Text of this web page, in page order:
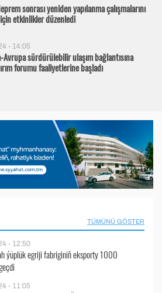
sonrası yeniden yapılanma çalışmalarını
etkinlikler düzenledi
- 14:05
Avrupa sürdürülebilir ulaşım bağlantısına
forumu faaliyetlerine başladı
TÜMÜNÜ GÖSTER
- 12:50
ýüplük egriji fabriginiň eksporty 1000
- 11:05